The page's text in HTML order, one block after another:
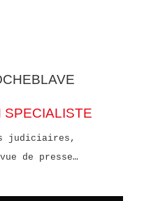
SPECIALISTE
judiciaires,
de presse…